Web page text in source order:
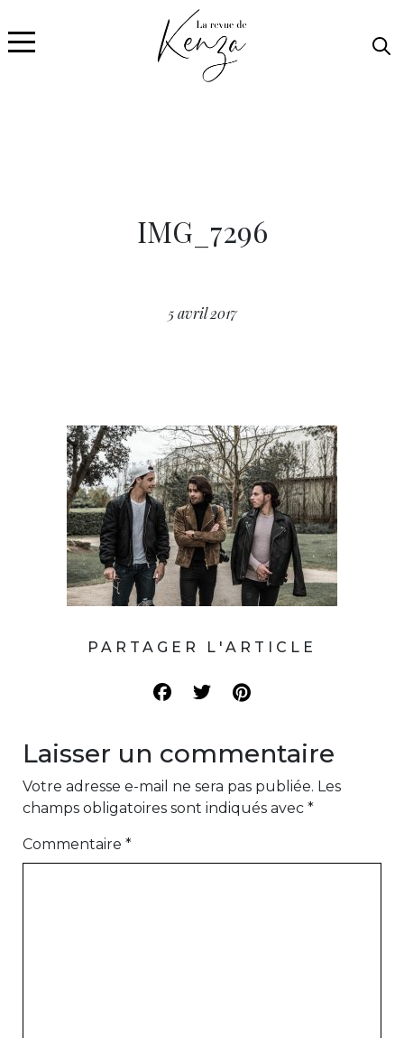
IMG_7296
5 avril 2017
PARTAGER L'ARTICLE
Laisser un commentaire
Votre adresse e-mail ne sera pas publiée. Les
champs obligatoires sont indiqués avec *
Commentaire *